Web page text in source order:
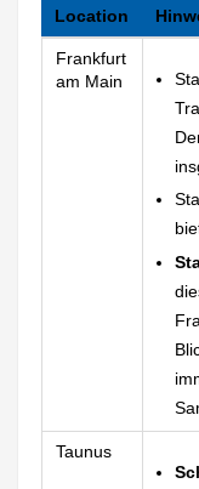
Location
Frankfurt
am Main
Taunus